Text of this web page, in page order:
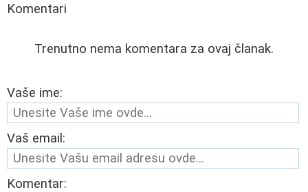
Komentari
Trenutno nema komentara za ovaj članak.
Vaše ime:
Vaš email:
Komentar: